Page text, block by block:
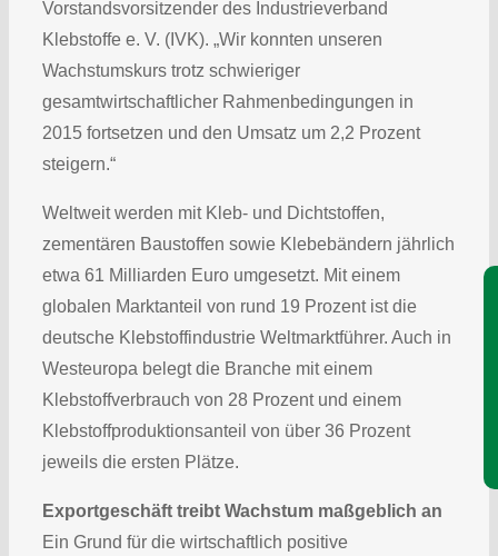
Vorstandsvorsitzender des Industrieverband
Klebstoffe e. V. (IVK). „Wir konnten unseren
Wachstumskurs trotz schwieriger
gesamtwirtschaftlicher Rahmenbedingungen in
2015 fortsetzen und den Umsatz um 2,2 Prozent
steigern.“
Weltweit werden mit Kleb- und Dichtstoffen,
zementären Baustoffen sowie Klebebändern jährlich
etwa 61 Milliarden Euro umgesetzt. Mit einem
globalen Marktanteil von rund 19 Prozent ist die
deutsche Klebstoffindustrie Weltmarktführer. Auch in
Westeuropa belegt die Branche mit einem
Klebstoffverbrauch von 28 Prozent und einem
Klebstoffproduktionsanteil von über 36 Prozent
jeweils die ersten Plätze.
Exportgeschäft treibt Wachstum maßgeblich an
Ein Grund für die wirtschaftlich positive